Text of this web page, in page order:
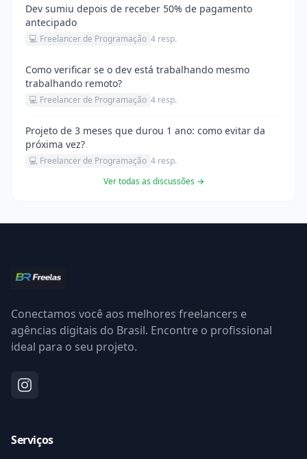
Dev sumiu depois de receber 50% de pagamento
antecipado
💻 Freelancer de Programação 4 resp.
Como verificar se o dev está trabalhando mesmo
trabalhando remoto?
💻 Freelancer de Programação 4 resp.
Projeto de 3 meses que durou 1 ano: como evitar da
próxima vez?
💻 Freelancer de Programação 4 resp.
Ver todas as discussões →
Conectamos você aos melhores freelancers e
agências digitais do Brasil. Encontre o profissional
ideal para o seu projeto.
Serviços